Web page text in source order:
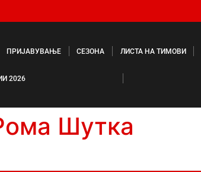
ПРИЈАВУВАЊЕ СЕЗОНА ЛИСТА НА ТИМОВИ
2026
Шутка